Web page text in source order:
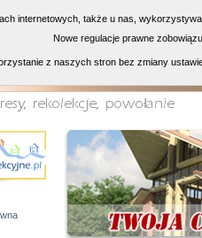
internetowych, także u nas,
Nowe regulacje prawne
z naszych stron bez zmiany